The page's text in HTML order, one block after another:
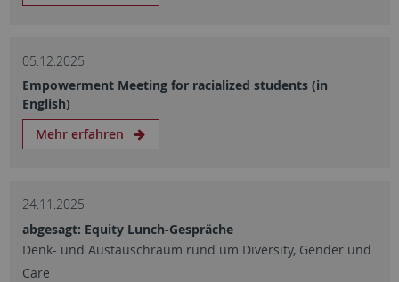
05.12.2025
Empowerment Meeting for racialized students (in
English)
Mehr erfahren
24.11.2025
abgesagt: Equity Lunch-Gespräche
Denk- und Austauschraum rund um Diversity, Gender und
Care